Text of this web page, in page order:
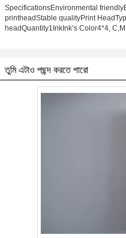
SpecificationsEnvironmental
printheadStable qualityPrint
headQuantity1InkInk’s Color4*4,
তুমি এটাও পছন্দ করতে পারো